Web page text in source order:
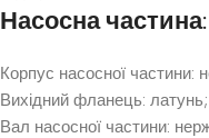
Насосна частина:
Корпус насосної частини:
Вихідний фланець: латунь;
Вал насосної частини: